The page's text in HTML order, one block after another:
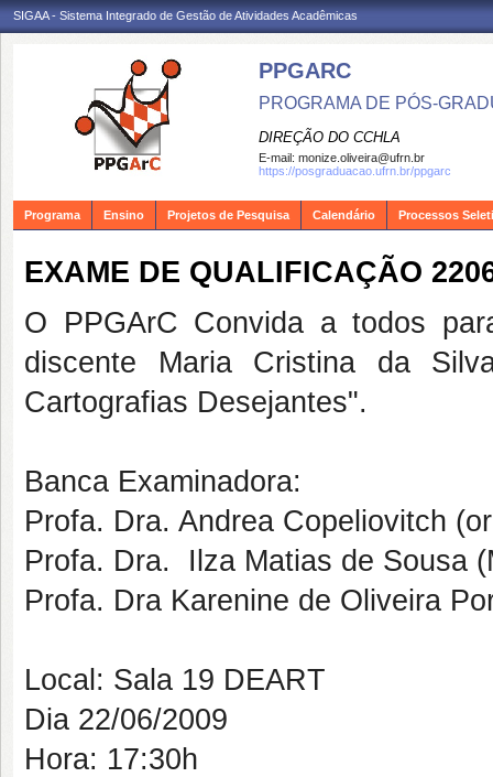
SIGAA - Sistema Integrado de Gestão de Atividades Acadêmicas
PPGARC
PROGRAMA DE PÓS-
DIREÇÃO DO CCHLA
E-mail: monize.oliveira@ufrn.br
https://posgraduacao.ufrn.br/ppgarc
Programa Ensino Projetos de Pesquisa Calendário Processos
EXAME DE QUALIFICAÇÃO
O PPGArC Convida a todos
discente Maria Cristina da
Cartografias Desejantes".
Banca Examinadora:
Profa. Dra. Andrea Copeliovitch
Profa. Dra. Ilza Matias de Sousa
Profa. Dra Karenine de Oliveira
Local: Sala 19 DEART
Dia 22/06/2009
Hora: 17:30h